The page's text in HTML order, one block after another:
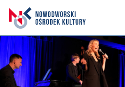
Aktualności
Kasyno Oficerskie